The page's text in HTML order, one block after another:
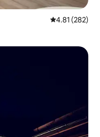
レビュー282
4.81 (282)